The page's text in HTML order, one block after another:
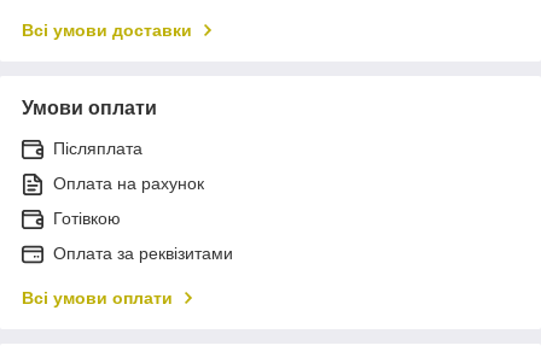
Всі умови доставки
Умови оплати
Післяплата
Оплата на рахунок
Готівкою
Оплата за реквізитами
Всі умови оплати